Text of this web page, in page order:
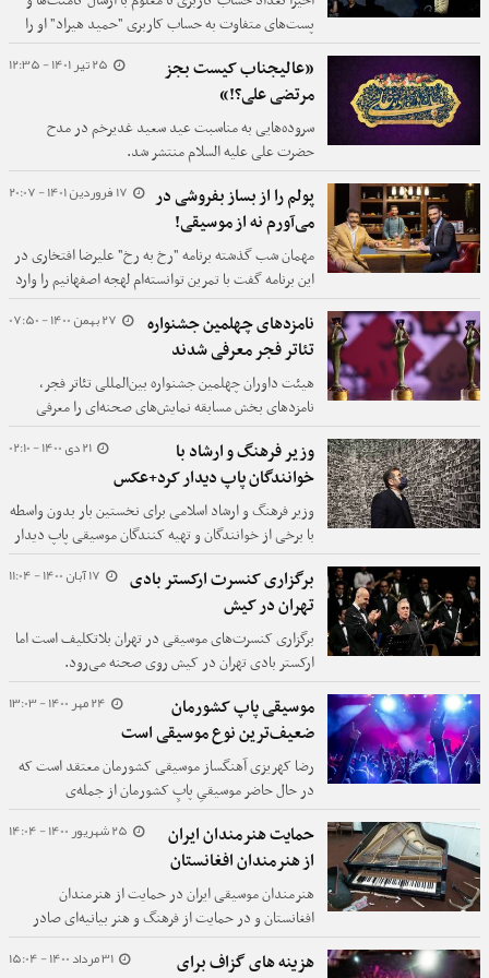
پست‌های متفاوت به حساب کاربری "حمید هیراد" او را
وادار به اتخاذ واکنش نسبت به حوادث اخیر کرده‌اند،
اتفاقی که برای بسیاری از هنرمندان افتاده، هیراد در
پستی به این مطالب واکنش داده است.
25 تیر 1401 - 12:35
«عالیجناب کیست بجز
مرتضی علی؟!»
سروده‌هایی به مناسبت عید سعید غدیرخم در مدح
حضرت علی علیه السلام منتشر شد.
17 فروردین 1401 - 20:07
پولم را از بساز بفروشی در
می‌آورم نه از موسیقی!
مهمان شب گذشته برنامه "رخ به رخ" علیرضا افتخاری در
این برنامه گفت با تمرین توانسته‌ام لهجه اصفهانیم را وارد
آواز نکنم او همچنین تاکید کرد معیشت اصلی من از
ساختمان‌سازی می‌گذرد نه کار آواز و موسیقی.
27 بهمن 1400 - 07:50
نامزدهای چهلمین جشنواره
تئاتر فجر معرفی شدند
هیئت داوران چهلمین جشنواره بین‌المللی تئاتر فجر،
نامزدهای بخش مسابقه نمایش‌های صحنه‌ای را معرفی
کردند.
21 دی 1400 - 02:10
وزیر فرهنگ و ارشاد با
خوانندگان پاپ دیدار کرد+عکس
وزیر فرهنگ و ارشاد اسلامی برای نخستین بار بدون واسطه
با برخی از خوانندگان و تهیه کنندگان موسیقی پاپ دیدار
کرد.
17 آبان 1400 - 11:04
برگزاری کنسرت ارکستر بادی
تهران در کیش
برگزاری کنسرت‌های موسیقی در تهران بلاتکلیف است اما
ارکستر بادی تهران در کیش روی صحنه می‌رود.
24 مهر 1400 - 13:03
موسیقی پاپ کشورمان
ضعیف‌ترین نوع موسیقی است
رضا کهریزی آهنگساز موسیقی کشورمان معتقد است که
در حال حاضر موسیقیِ پاپِ کشورمان از جمله‌ی
ضعیف‌ترین انواع موسیقی است.
25 شهریور 1400 - 14:04
حمایت هنرمندان ایران
از هنرمندان افغانستان
هنرمندان موسیقی ایران در حمایت از هنرمندان
افغانستان و در حمایت از فرهنگ و هنر بیانیه‌ای صادر
کردند.
31 مرداد 1400 - 15:04
هزینه های گزاف برای